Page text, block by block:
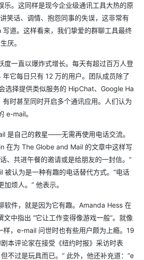
乐。这同样是现今企业级通讯工具大热的原
笑话、调情、抱怨同事的失误，这非常有
写道。这样看来，我们挚爱的群聊工具最终
厌。
度一直以爆炸式增长。每天有超过百万人登
它每日只有 12 万的用户。团队成员除了
选择提供类似服务的 HipChat、Google Ha
时甚至同时开启多个通讯应用。人们认为
e-mail。
是自己的救星——无需再使用电话交流。
在为 The Globe and Mail 的文章中这样写
、共进午餐的邀请或是给朋友的一封信。”
被认为是一种有趣的电话替代方式。“电话
烦人。” 他表示。
软件，就是因为它有趣。Amanda Hess 在
中指出 “它让工作变得像游戏一般”。就像
样，e-mail 问世时也有些用户颇为上瘾。19
本评论家在接受《纽约时报》采访时表
不过是玩具而已。” 此外，他还补充道：“e